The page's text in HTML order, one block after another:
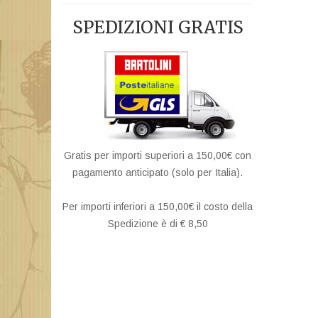
SPEDIZIONI GRATIS
Gratis per importi superiori a 150,00€ con
pagamento anticipato (solo per Italia).
Per importi inferiori a 150,00€ il costo della
Spedizione è di € 8,50